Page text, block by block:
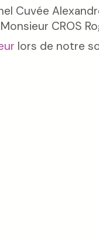
Cuvée
CROS
lors de notre